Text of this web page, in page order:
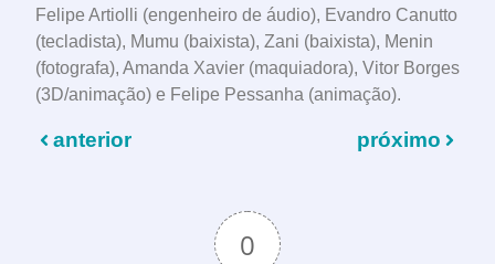
Felipe Artiolli (engenheiro de áudio), Evandro Canutto
(tecladista), Mumu (baixista), Zani (baixista), Menin
(fotografa), Amanda Xavier (maquiadora), Vitor Borges
(3D/animação) e Felipe Pessanha (animação).
anterior próximo
0